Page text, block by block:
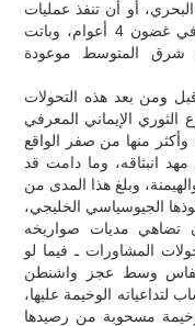
أو أن تنفذ عمليات
نوعية في عمق البحر. لكن هذا كله تغير في غضون 4 أعوام، وباتت
شرق المتوسط موعودة
ومن بعد هذه التحولات
الإيماني المعرفي
وأكثر منها من صفر الواقع
انبثاقه، وما دامت قد
وبلغ هذا المدى من
الجيوسياسي الخليجي،
تضاهي مديات صواريخه
المشاورات ـ فيما لو
وسط عجز واشنطن
الوخيمة عليها،
مسحوبة من رصيدها